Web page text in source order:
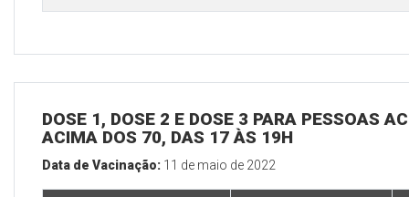
DOSE 1, DOSE 2 E DOSE 3 PARA PESSOAS
ACIMA DOS 70, DAS 17 ÀS 19H
Data de Vacinação: 11 de maio de 2022